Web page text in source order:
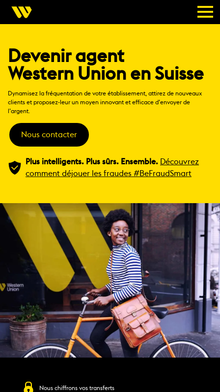
Devenir agent
Western Union en Suisse
Dynamisez la fréquentation de votre établissement, attirez de nouveaux
clients et proposez-leur un moyen innovant et efficace d’envoyer de
l’argent.
Nous contacter
Plus intelligents. Plus sûrs. Ensemble.
Découvrez
comment déjouer les fraudes #BeFraudSmart
Nous chiffrons vos transferts